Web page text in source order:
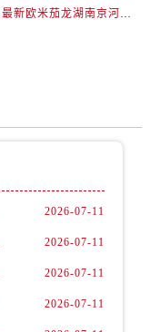
北京市东城区东长安街1号王府井东方广场W3座6层602室欧米茄售后服务中心（需提前预约）
内蒙古自治区赤峰市红山区哈达街欧米茄售后服务中心（需提前预约）
2026年7月最新欧米茄龙湖南京河西天街维修保养服务电话
2026-07-11
2026-07-11
2026-07-11
2026-07-11